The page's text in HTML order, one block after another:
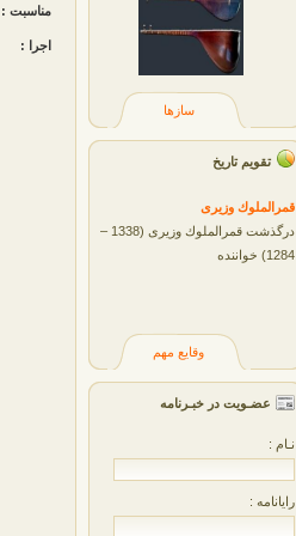
سازها
تقویم تاریخ
قمرالملوك وزيری
درگذشت قمرالملوك وزیری (1338 –
1284) خواننده
وقایع مهم
عضـویت در خبـرنامه
نـام :
رایانامه :
مناسبت :
اجرا :